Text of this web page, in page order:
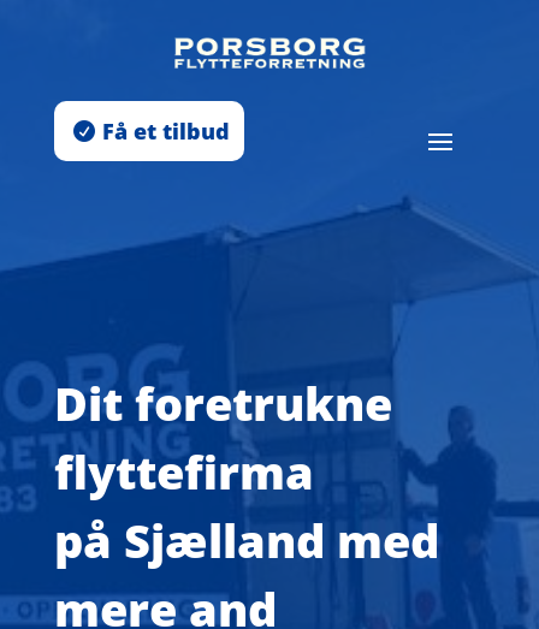
Få et tilbud
Dit foretrukne
flyttefirma
på Sjælland med
mere and